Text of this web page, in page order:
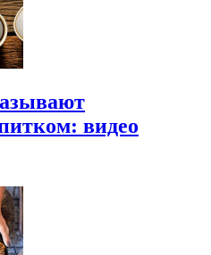
видео